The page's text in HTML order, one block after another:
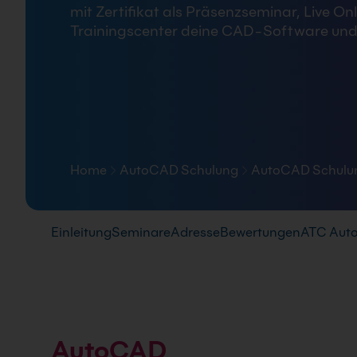
mit Zertifikat als Präsenzseminar, Live
Trainingscenter deine CAD-Software
Pfad-Navigation
Home AutoCAD Schulung AutoCAD
EinleitungSeminareAdresseBewertungenATC
AutoCAD